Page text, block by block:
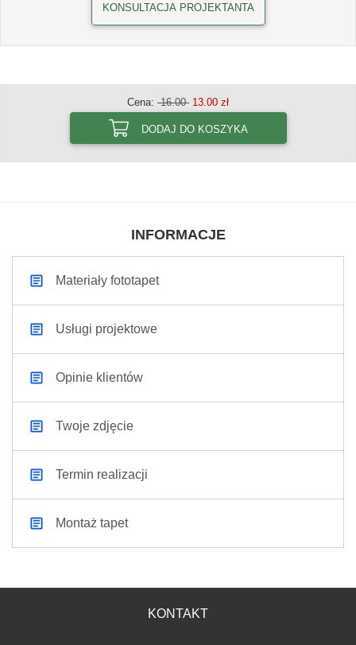
KONSULTACJA PROJEKTANTA
Cena: 16.00 13.00 zł
DODAJ DO KOSZYKA
INFORMACJE
Materiały fototapet
Usługi projektowe
Opinie klientów
Twoje zdjęcie
Termin realizacji
Montaż tapet
KONTAKT